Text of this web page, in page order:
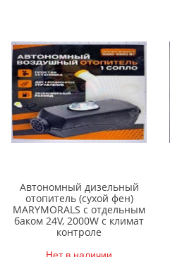
Автономный дизельный
отопитель (cухой фен)
MARYMORALS с отдельным
баком 24V, 2000W с климат
контроле